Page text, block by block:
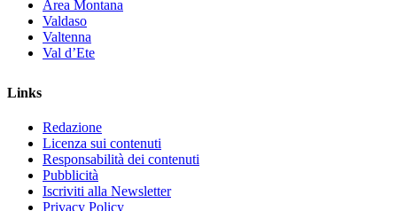
Area Montana
Valdaso
Valtenna
Val d’Ete
Links
Redazione
Licenza sui contenuti
Responsabilità dei contenuti
Pubblicità
Iscriviti alla Newsletter
Privacy Policy